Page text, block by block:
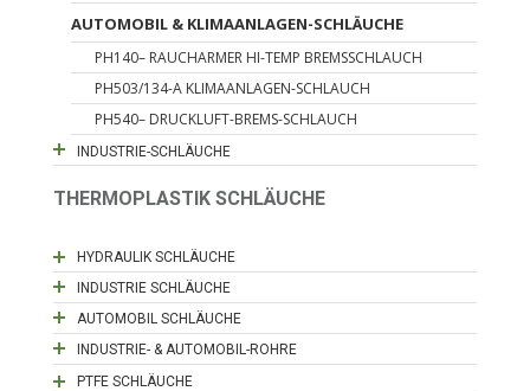
AUTOMOBIL & KLIMAANLAGEN-SCHLÄUCHE
PH140– RAUCHARMER HI-TEMP BREMSSCHLAUCH
PH503/134-A KLIMAANLAGEN-SCHLAUCH
PH540– DRUCKLUFT-BREMS-SCHLAUCH
INDUSTRIE-SCHLÄUCHE
THERMOPLASTIK SCHLÄUCHE
HYDRAULIK SCHLÄUCHE
INDUSTRIE SCHLÄUCHE
AUTOMOBIL SCHLÄUCHE
INDUSTRIE- & AUTOMOBIL-ROHRE
PTFE SCHLÄUCHE